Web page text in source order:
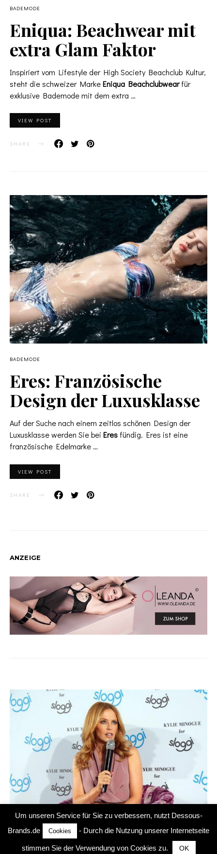
BADEMODE
Eniqua: Beachwear mit
extra Glam Faktor
Inspiriert vom Lifestyle der High Society Beachclub Kultur,
steht die schweizer MarkeEniqua Beachclubwearfür
exklusive Bademode mit dem extra …
VIEW POST
SHARE
BADEMODE
Eres: Französische
Design der Luxusklasse
Auf der Suche nach einem zeitlos schönen Design der
Luxusklasse werden Sie bei Eres fündig. Eres ist eine
französische Edelmarke …
VIEW POST
SHARE
ANZEIGE
Um unseren Service für Sie zu verbessern, nutzt Dessous-
Brands.de
Cookies - Durch die Nutzung unserer Internetseite
stimmen Sie der Verwendung von Cookies zu. OK